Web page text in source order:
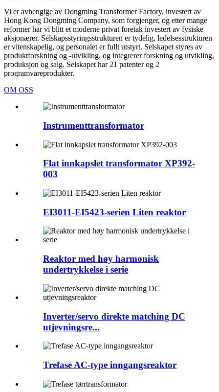
Vi er avhengige av Dongming Transformer Factory, investert av
Hong Kong Dongming Company, som forgjenger, og etter mange
reformer har vi blitt et moderne privat foretak investert av fysiske
aksjonærer. Selskapsstyringsstrukturen er tydelig, ledelsesstrukturen
er vitenskapelig, og personalet er fullt utstyrt. Selskapet styres av
produktforskning og -utvikling, og integrerer forskning og utvikling,
produksjon og salg. Selskapet har 21 patenter og 2
programvareprodukter.
OM OSS
Instrumenttransformator
Flat innkapslet transformator XP392-
003
EI3011-EI5423-serien Liten reaktor
Reaktor med høy harmonisk
undertrykkelse i serie
Inverter/servo direkte matching DC
utjevningsre...
Trefase AC-type inngangsreaktor